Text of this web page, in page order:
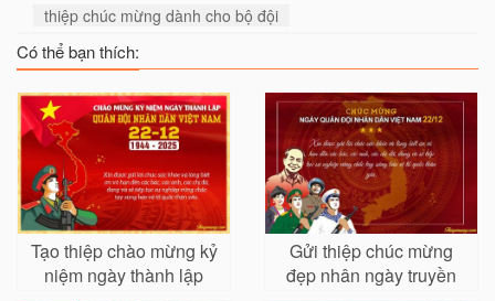
thiệp chúc mừng dành cho bộ đội
Có thể bạn thích:
Tạo thiệp chào mừng kỷ
niệm ngày thành lập
Gửi thiệp chúc mừng
đẹp nhân ngày truyền